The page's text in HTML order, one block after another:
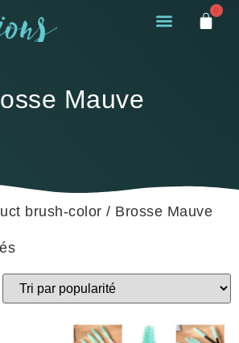
0
Mauve
brush-color / Brosse Mauve